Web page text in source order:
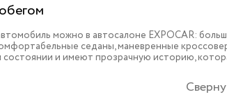
можно в автосалоне EXPOCAR:
седаны, маневренные
и имеют прозрачную историю,